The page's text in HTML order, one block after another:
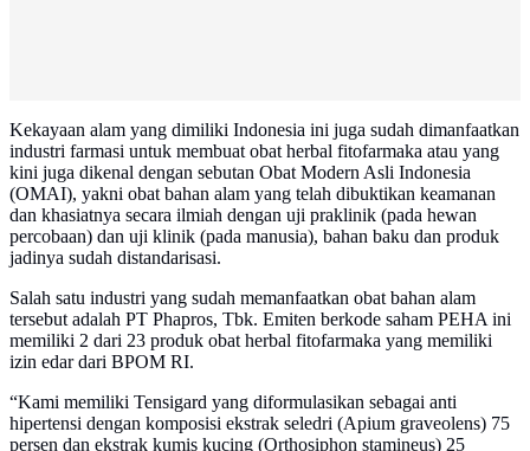
Kekayaan alam yang dimiliki Indonesia ini juga sudah dimanfaatkan
industri farmasi untuk membuat obat herbal fitofarmaka atau yang
kini juga dikenal dengan sebutan Obat Modern Asli Indonesia
(OMAI), yakni obat bahan alam yang telah dibuktikan keamanan
dan khasiatnya secara ilmiah dengan uji praklinik (pada hewan
percobaan) dan uji klinik (pada manusia), bahan baku dan produk
jadinya sudah distandarisasi.
Salah satu industri yang sudah memanfaatkan obat bahan alam
tersebut adalah PT Phapros, Tbk. Emiten berkode saham PEHA ini
memiliki 2 dari 23 produk obat herbal fitofarmaka yang memiliki
izin edar dari BPOM RI.
“Kami memiliki Tensigard yang diformulasikan sebagai anti
hipertensi dengan komposisi ekstrak seledri (Apium graveolens) 75
persen dan ekstrak kumis kucing (Orthosiphon stamineus) 25